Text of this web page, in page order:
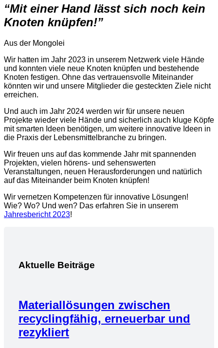
“Mit einer Hand lässt sich noch kein
Knoten knüpfen!”
Aus der Mongolei
Wir hatten im Jahr 2023 in unserem Netzwerk viele Hände
und konnten viele neue Knoten knüpfen und bestehende
Knoten festigen. Ohne das vertrauensvolle Miteinander
könnten wir und unsere Mitglieder die gesteckten Ziele nicht
erreichen.
Und auch im Jahr 2024 werden wir für unsere neuen
Projekte wieder viele Hände und sicherlich auch kluge Köpfe
mit smarten Ideen benötigen, um weitere innovative Ideen in
die Praxis der Lebensmittelbranche zu bringen.
Wir freuen uns auf das kommende Jahr mit spannenden
Projekten, vielen hörens- und sehenswerten
Veranstaltungen, neuen Herausforderungen und natürlich
auf das Miteinander beim Knoten knüpfen!
Wir vernetzen Kompetenzen für innovative Lösungen!
Wie? Wo? Und wen? Das erfahren Sie in unserem
Jahresbericht 2023!
Aktuelle Beiträge
Materiallösungen zwischen
recyclingfähig, erneuerbar und
rezykliert